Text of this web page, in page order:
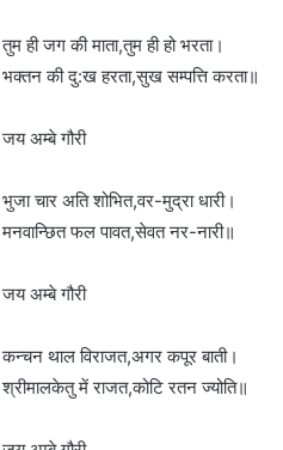
तुम ही जग की माता,तुम ही हो भरता।
भक्तन की दु:ख हरता,सुख सम्पत्ति करता॥
जय अम्बे गौरी
भुजा चार अति शोभित,वर-मुद्रा धारी।
मनवान्छित फल पावत,सेवत नर-नारी॥
जय अम्बे गौरी
कन्चन थाल विराजत,अगर कपूर बाती।
श्रीमालकेतु में राजत,कोटि रतन ज्योति॥